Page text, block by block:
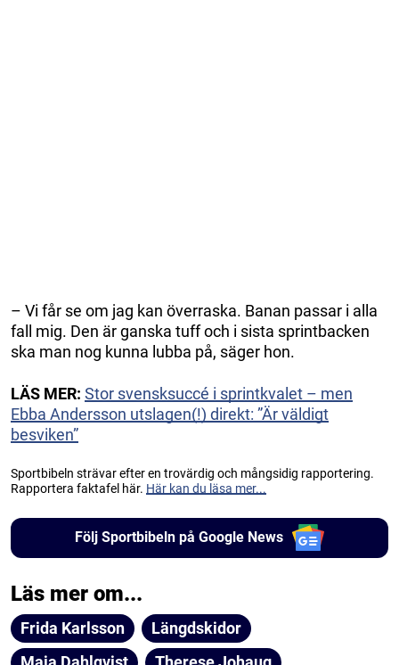
– Vi får se om jag kan överraska. Banan passar i alla
fall mig. Den är ganska tuff och i sista sprintbacken
ska man nog kunna lubba på, säger hon.
LÄS MER: Stor svensksuccé i sprintkvalet – men
Ebba Andersson utslagen(!) direkt: ”Är väldigt
besviken”
Sportbibeln strävar efter en trovärdig och mångsidig rapportering.
Rapportera faktafel här. Här kan du läsa mer...
Följ Sportbibeln på Google News
Läs mer om...
Frida Karlsson
Längdskidor